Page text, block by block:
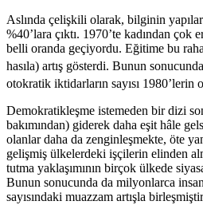
Aslında çelişkili olarak, bilginin
%40’lara çıktı. 1970’te kadından
belli oranda geçiyordu. Eğitime bu
hasıla) artış gösterdi. Bunun
otokratik iktidarların sayısı 1980’lerin
Demokratikleşme istemeden bir dizi
bakımından) giderek daha eşit hâle
olanlar daha da zenginleşmekte, öte
gelişmiş ülkelerdeki işçilerin elinden
tutma yaklaşımının birçok ülkede
Bunun sonucunda da milyonlarca
sayısındaki muazzam artışla